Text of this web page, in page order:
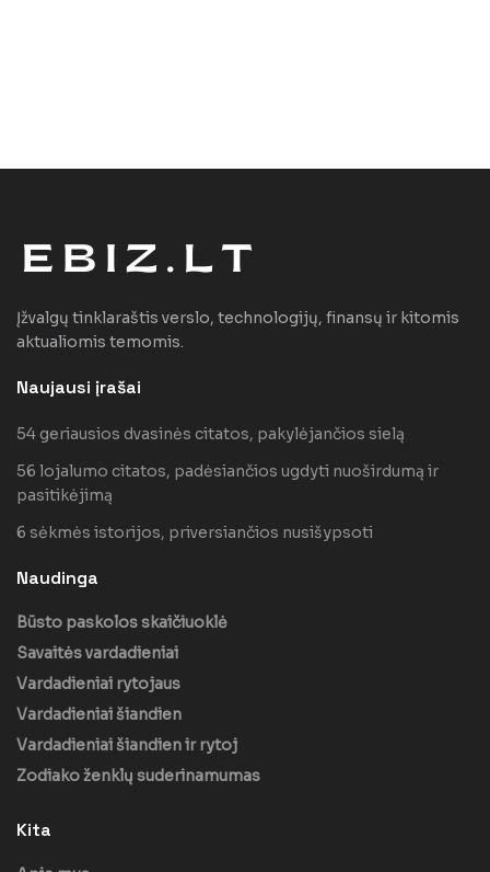
Įžvalgų tinklaraštis verslo, technologijų, finansų ir kitomis
aktualiomis temomis.
Naujausi įrašai
54 geriausios dvasinės citatos, pakylėjančios sielą
56 lojalumo citatos, padėsiančios ugdyti nuoširdumą ir
pasitikėjimą
6 sėkmės istorijos, priversiančios nusišypsoti
Naudinga
Būsto paskolos skaičiuoklė
Savaitės vardadieniai
Vardadieniai rytojaus
Vardadieniai šiandien
Vardadieniai šiandien ir rytoj
Zodiako ženklų suderinamumas
Kita